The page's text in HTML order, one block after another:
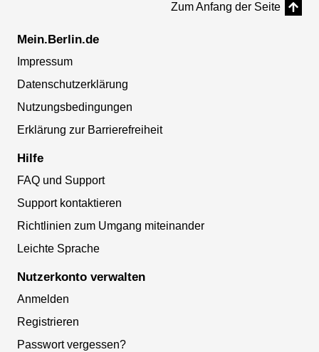
Zum Anfang der Seite
Mein.Berlin.de
Impressum
Datenschutzerklärung
Nutzungsbedingungen
Erklärung zur Barrierefreiheit
Hilfe
FAQ und Support
Support kontaktieren
Richtlinien zum Umgang miteinander
Leichte Sprache
Nutzerkonto verwalten
Anmelden
Registrieren
Passwort vergessen?